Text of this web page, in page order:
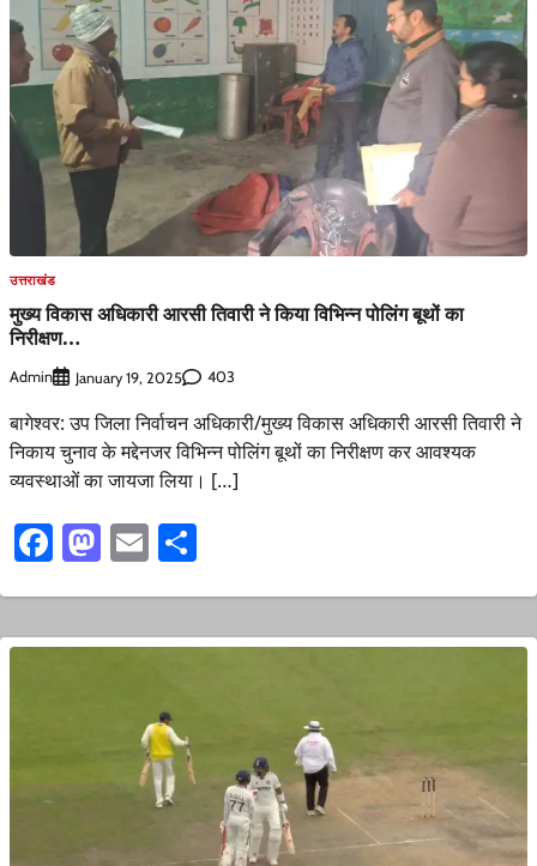
उत्तराखंड
मुख्य विकास अधिकारी आरसी तिवारी ने किया विभिन्न पोलिंग बूथों का
निरीक्षण…
Admin January 19, 2025 403
बागेश्वर: उप जिला निर्वाचन अधिकारी/मुख्य विकास अधिकारी आरसी तिवारी ने
निकाय चुनाव के मद्देनजर विभिन्न पोलिंग बूथों का निरीक्षण कर आवश्यक
व्यवस्थाओं का जायजा लिया। […]
Facebook
Mastodon
Email